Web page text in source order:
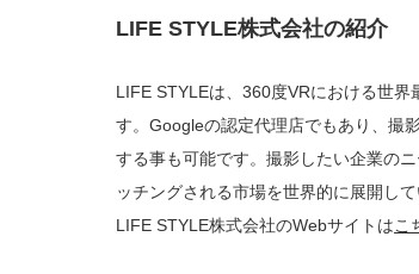
LIFE STYLE株式会社の紹介
LIFE STYLEは、360度VRにおける世
す。Googleの認定代理店でもあり、撮
する事も可能です。撮影したい企業の
ッチングされる市場を世界的に展開して
LIFE STYLE株式会社のWebサイトはこ